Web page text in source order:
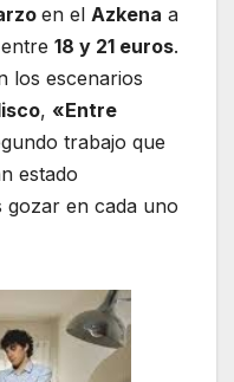
en el Azkena a
18 y 21 euros.
los escenarios
, «Entre
trabajo que
estado
en cada uno